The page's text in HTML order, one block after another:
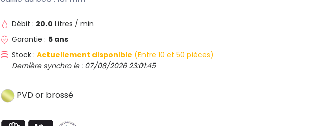
Débit : 20.0 Litres / min
Garantie : 5 ans
Stock : Actuellement disponible (Entre 10 et 50 pièces)
Dernière synchro le : 07/08/2026 23:01:45
PVD or brossé